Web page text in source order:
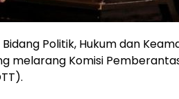
Politik, Hukum dan
melarang Komisi